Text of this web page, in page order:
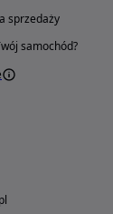
sprzedaży
samochód?